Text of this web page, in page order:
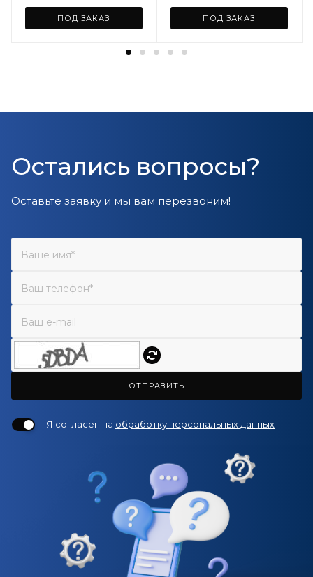
ПОД ЗАКАЗ ПОД ЗАКАЗ
Остались вопросы?
Оставьте заявку и мы вам перезвоним!
ОТПРАВИТЬ
Я согласен на обработку персональных данных